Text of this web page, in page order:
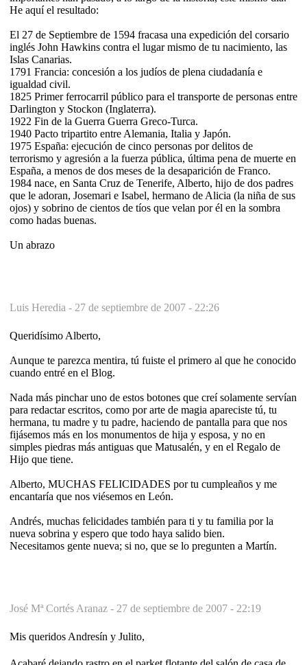
He aquí el resultado:
El 27 de Septiembre de 1594 fracasa una expedición del corsario
inglés John Hawkins contra el lugar mismo de tu nacimiento, las
Islas Canarias.
1791 Francia: concesión a los judíos de plena ciudadanía e
igualdad civil.
1825 Primer ferrocarril público para el transporte de personas entre
Darlington y Stockon (Inglaterra).
1922 Fin de la Guerra Guerra Greco-Turca.
1940 Pacto tripartito entre Alemania, Italia y Japón.
1975 España: ejecución de cinco personas por delitos de
terrorismo y agresión a la fuerza pública, última pena de muerte en
España, a menos de dos meses de la desaparición de Franco.
1984 nace, en Santa Cruz de Tenerife, Alberto, hijo de dos padres
que le adoran, Josemari e Isabel, hermano de Alicia (la niña de sus
ojos) y sobrino de cientos de tíos que velan por él en la sombra
como hadas buenas.
Un abrazo
Luis Heredia - 27 de septiembre de 2007 - 22:26
Queridísimo Alberto,
Aunque te parezca mentira, tú fuiste el primero al que he conocido
cuando entré en el Blog.
Nada más pinchar uno de estos botones que creí solamente servían
para redactar escritos, como por arte de magia apareciste tú, tu
hermana, tu madre y tu padre, haciendo de pantalla para que nos
fijásemos más en los monumentos de hija y esposa, y no en
simples piedras más antiguas que Matusalén, y en el Regalo de
Hijo que tiene.
Alberto, MUCHAS FELICIDADES por tu cumpleaños y me
encantaría que nos viésemos en León.
Andrés, muchas felicidades también para ti y tu familia por la
nueva sobrina y espero que todo haya salido bien.
Necesitamos gente nueva; si no, que se lo pregunten a Martín.
José Mª Cortés Aranaz - 27 de septiembre de 2007 - 22:19
Mis queridos Andresín y Julito,